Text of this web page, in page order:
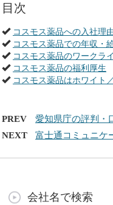
目次
コスモス薬品への入社理
コスモス薬品での年収・
コスモス薬品のワークラ
コスモス薬品の福利厚生
コスモス薬品はホワイト
PREV
愛知県庁の評判・
NEXT
富士通コミュニケ
会社名で検索